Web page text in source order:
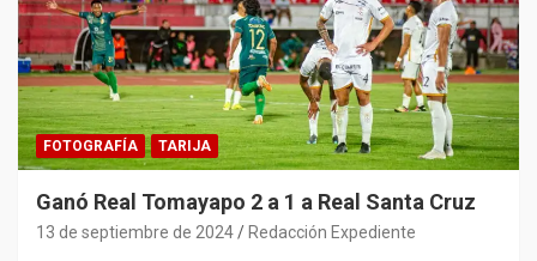
FOTOGRAFÍA TARIJA
Ganó Real Tomayapo 2 a 1 a Real Santa Cruz
13 de septiembre de 2024 Redacción Expediente